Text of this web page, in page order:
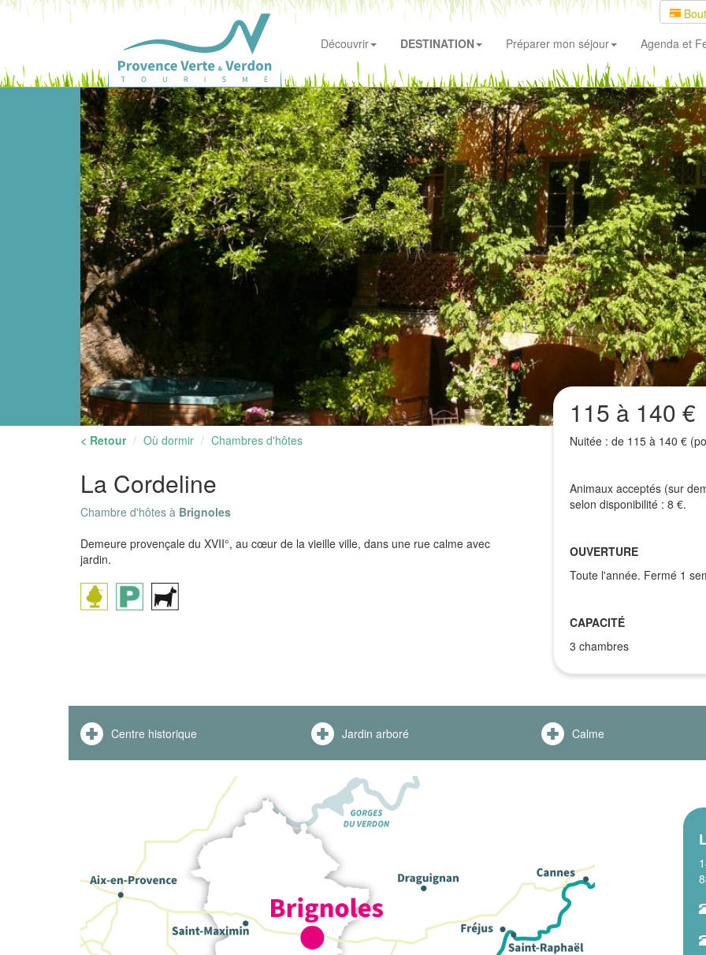
Découvrir
DESTINATION Préparer mon séjour Agenda et
< Retour Où dormir Chambres d'hôtes
La Cordeline
Chambre d'hôtes à Brignoles
Demeure provençale du XVII°, au cœur de la vieille ville, dans une rue calme avec
jardin.
115 à 140 €
Nuitée : de 115 à 140 €
Animaux acceptés (sur
selon disponibilité : 8 €.
OUVERTURE
Toute l'année. Fermé 1
CAPACITÉ
3 chambres
Centre historique Jardin arboré Calme